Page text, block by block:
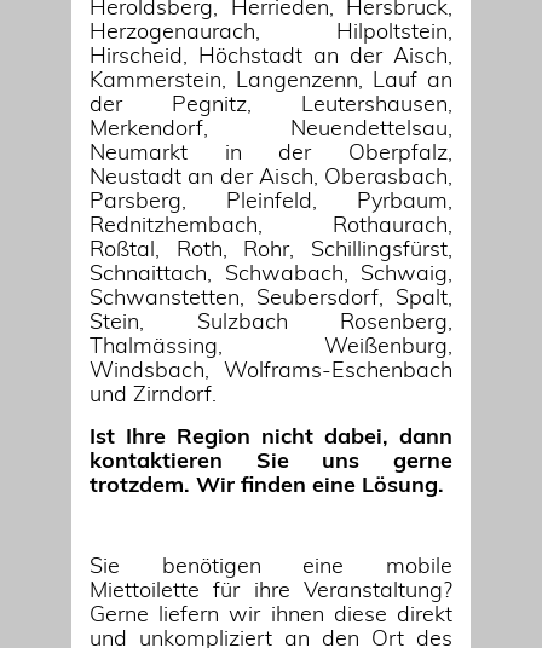
Heroldsberg, Herrieden, Hersbruck,
Herzogenaurach, Hilpoltstein,
Hirscheid, Höchstadt an der Aisch,
Kammerstein, Langenzenn, Lauf an
der Pegnitz, Leutershausen,
Merkendorf, Neuendettelsau,
Neumarkt in der Oberpfalz,
Neustadt an der Aisch, Oberasbach,
Parsberg, Pleinfeld, Pyrbaum,
Rednitzhembach, Rothaurach,
Roßtal, Roth, Rohr, Schillingsfürst,
Schnaittach, Schwabach, Schwaig,
Schwanstetten, Seubersdorf, Spalt,
Stein, Sulzbach Rosenberg,
Thalmässing, Weißenburg,
Windsbach, Wolframs-Eschenbach
und Zirndorf.
Ist Ihre Region nicht dabei, dann
kontaktieren Sie uns gerne
trotzdem. Wir finden eine Lösung.
Sie benötigen eine mobile
Miettoilette für ihre Veranstaltung?
Gerne liefern wir ihnen diese direkt
und unkompliziert an den Ort des